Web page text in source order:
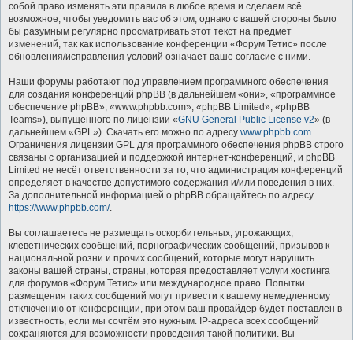
собой право изменять эти правила в любое время и сделаем всё
возможное, чтобы уведомить вас об этом, однако с вашей стороны было
бы разумным регулярно просматривать этот текст на предмет
изменений, так как использование конференции «Форум Тетис» после
обновления/исправления условий означает ваше согласие с ними.
Наши форумы работают под управлением программного обеспечения
для создания конференций phpBB (в дальнейшем «они», «программное
обеспечение phpBB», «www.phpbb.com», «phpBB Limited», «phpBB
Teams»), выпущенного по лицензии «GNU General Public License v2» (в
дальнейшем «GPL»). Скачать его можно по адресу www.phpbb.com.
Ограничения лицензии GPL для программного обеспечения phpBB строго
связаны с организацией и поддержкой интернет-конференций, и phpBB
Limited не несёт ответственности за то, что администрация конференций
определяет в качестве допустимого содержания и/или поведения в них.
За дополнительной информацией о phpBB обращайтесь по адресу
https://www.phpbb.com/.
Вы соглашаетесь не размещать оскорбительных, угрожающих,
клеветнических сообщений, порнографических сообщений, призывов к
национальной розни и прочих сообщений, которые могут нарушить
законы вашей страны, страны, которая предоставляет услуги хостинга
для форумов «Форум Тетис» или международное право. Попытки
размещения таких сообщений могут привести к вашему немедленному
отключению от конференции, при этом ваш провайдер будет поставлен в
известность, если мы сочтём это нужным. IP-адреса всех сообщений
сохраняются для возможности проведения такой политики. Вы